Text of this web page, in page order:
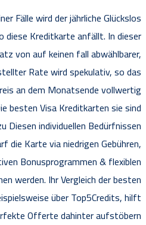
Fälle wird der jährliche Glückslos
Kreditkarte anfällt. In dieser
von auf keinen fall abwählbarer,
Rate wird spekulativ, so das
an dem Monatsende vollwertig
besten Visa Kreditkarten sie sind
Diesen individuellen Bedürfnissen
die Karte via niedrigen Gebühren,
Bonusprogrammen & flexiblen
werden. Ihr Vergleich der besten
über Top5Credits, hilft
Offerte dahinter aufstöbern.